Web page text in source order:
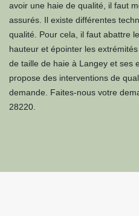
avoir une haie de qualité, il faut
assurés. Il existe différentes
qualité. Pour cela, il faut abattre
hauteur et épointer les
de taille de haie à Langey et ses
propose des interventions de
demande. Faites-nous votre
28220.